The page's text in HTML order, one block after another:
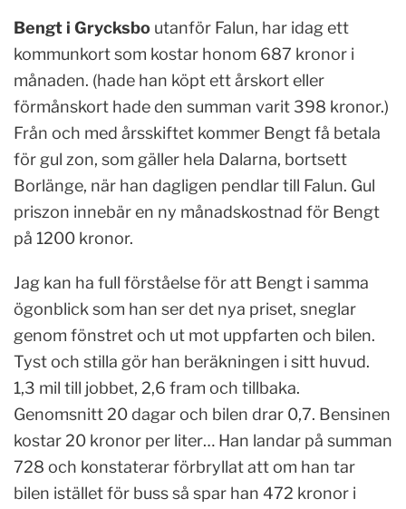
Bengt i Grycksbo utanför Falun, har idag ett
kommunkort som kostar honom 687 kronor i
månaden. (hade han köpt ett årskort eller
förmånskort hade den summan varit 398 kronor.)
Från och med årsskiftet kommer Bengt få betala
för gul zon, som gäller hela Dalarna, bortsett
Borlänge, när han dagligen pendlar till Falun. Gul
priszon innebär en ny månadskostnad för Bengt
på 1200 kronor.
Jag kan ha full förståelse för att Bengt i samma
ögonblick som han ser det nya priset, sneglar
genom fönstret och ut mot uppfarten och bilen.
Tyst och stilla gör han beräkningen i sitt huvud.
1,3 mil till jobbet, 2,6 fram och tillbaka.
Genomsnitt 20 dagar och bilen drar 0,7. Bensinen
kostar 20 kronor per liter… Han landar på summan
728 och konstaterar förbryllat att om han tar
bilen istället för buss så spar han 472 kronor i